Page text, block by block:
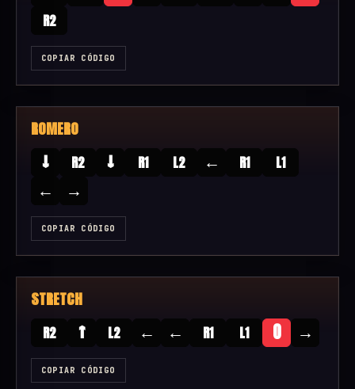
R2
COPIAR CÓDIGO
ROMERO
↓ R2 ↓ R1 L2 ← R1 L1
← →
COPIAR CÓDIGO
STRETCH
R2 ↑ L2 ← ← R1 L1 O →
COPIAR CÓDIGO